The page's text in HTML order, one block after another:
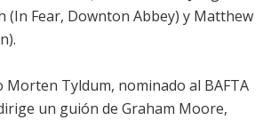
(In Fear, Downton Abbey) y Matthew
Tyldum, nominado al BAFTA
un guión de Graham Moore,